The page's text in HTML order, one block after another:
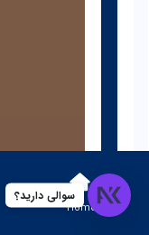
Home
سوالی دارید؟